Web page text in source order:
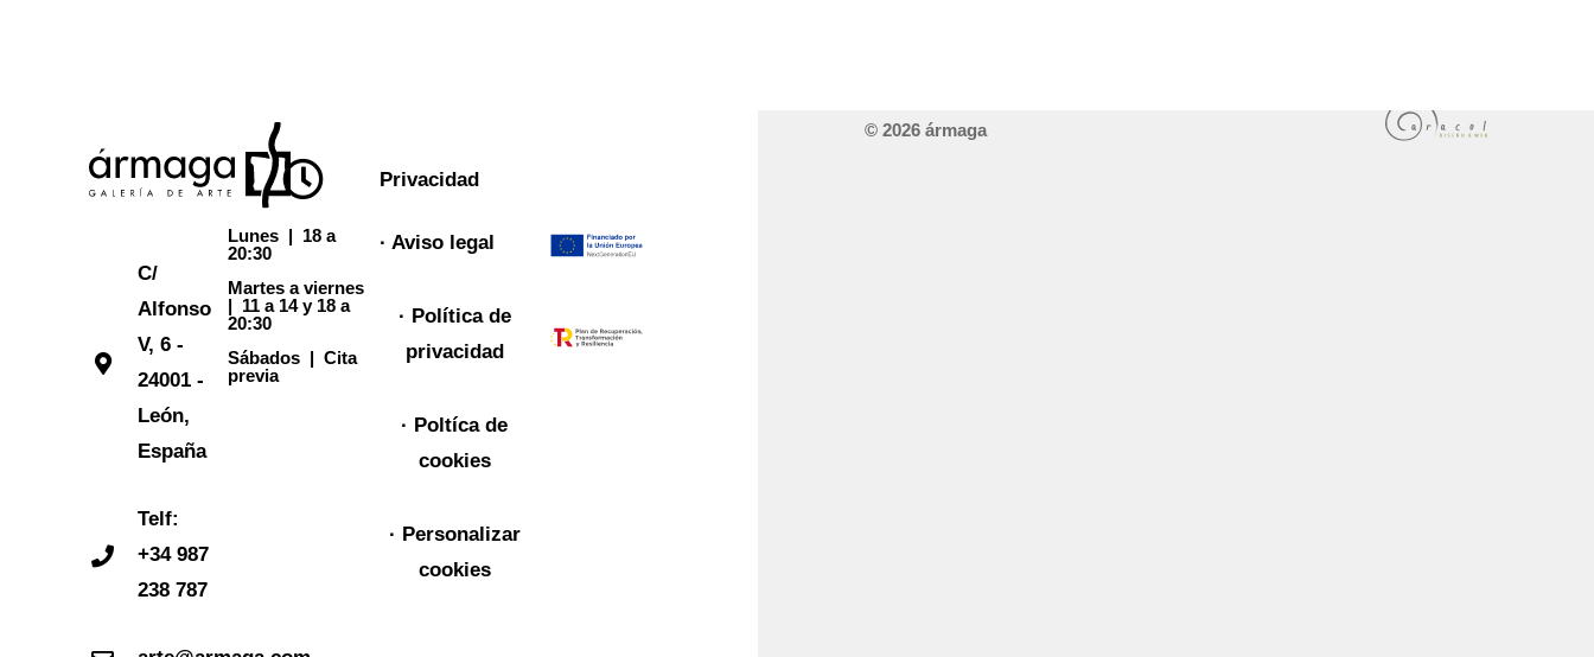
C/
Alfonso
V, 6 -
24001 -
León,
España
Telf:
+34 987
238 787
Lunes | 18 a
20:30
Martes a viernes
| 11 a 14 y 18 a
20:30
Sábados |Cita
previa
Privacidad
· Aviso legal
· Política de
privacidad
· Poltíca de
cookies
· Personalizar
cookies
© 2026 ármaga